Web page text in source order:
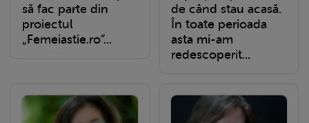
să fac parte din
proiectul
„Femeiastie.ro”...
de când stau acasă.
În toate perioada
asta mi-am
redescoperit...